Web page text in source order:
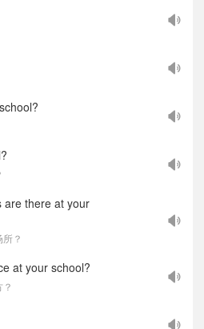
are there at your
？
at your school?